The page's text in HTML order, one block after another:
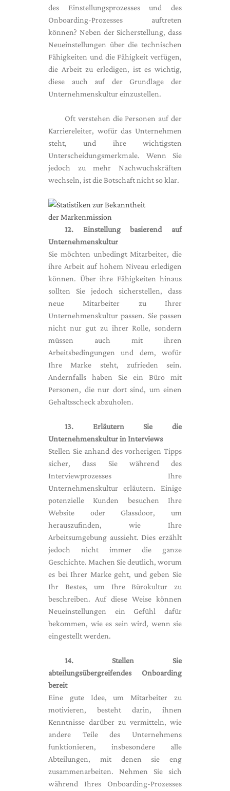
des Einstellungsprozesses und des
Onboarding-Prozesses auftreten
können? Neben der Sicherstellung, dass
Neueinstellungen über die technischen
Fähigkeiten und die Fähigkeit verfügen,
die Arbeit zu erledigen, ist es wichtig,
diese auch auf der Grundlage der
Unternehmenskultur einzustellen.
Oft verstehen die Personen auf der
Karriereleiter, wofür das Unternehmen
steht, und ihre wichtigsten
Unterscheidungsmerkmale. Wenn Sie
jedoch zu mehr Nachwuchskräften
wechseln, ist die Botschaft nicht so klar.
12. Einstellung basierend auf
Unternehmenskultur
Sie möchten unbedingt Mitarbeiter, die
ihre Arbeit auf hohem Niveau erledigen
können. Über ihre Fähigkeiten hinaus
sollten Sie jedoch sicherstellen, dass
neue Mitarbeiter zu Ihrer
Unternehmenskultur passen. Sie passen
nicht nur gut zu ihrer Rolle, sondern
müssen auch mit ihren
Arbeitsbedingungen und dem, wofür
Ihre Marke steht, zufrieden sein.
Andernfalls haben Sie ein Büro mit
Personen, die nur dort sind, um einen
Gehaltsscheck abzuholen.
13. Erläutern Sie die
Unternehmenskultur in Interviews
Stellen Sie anhand des vorherigen Tipps
sicher, dass Sie während des
Interviewprozesses Ihre
Unternehmenskultur erläutern. Einige
potenzielle Kunden besuchen Ihre
Website oder Glassdoor, um
herauszufinden, wie Ihre
Arbeitsumgebung aussieht. Dies erzählt
jedoch nicht immer die ganze
Geschichte. Machen Sie deutlich, worum
es bei Ihrer Marke geht, und geben Sie
Ihr Bestes, um Ihre Bürokultur zu
beschreiben. Auf diese Weise können
Neueinstellungen ein Gefühl dafür
bekommen, wie es sein wird, wenn sie
eingestellt werden.
14. Stellen Sie
abteilungsübergreifendes Onboarding
bereit
Eine gute Idee, um Mitarbeiter zu
motivieren, besteht darin, ihnen
Kenntnisse darüber zu vermitteln, wie
andere Teile des Unternehmens
funktionieren, insbesondere alle
Abteilungen, mit denen sie eng
zusammenarbeiten. Nehmen Sie sich
während Ihres Onboarding-Prozesses